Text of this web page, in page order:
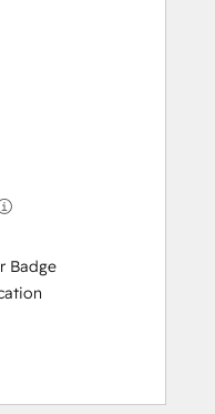
Onboarding
Onboarding
Badge